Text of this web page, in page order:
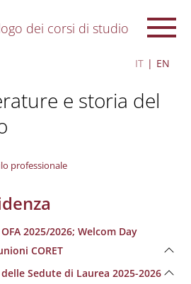
dei corsi di studio
IT EN
e storia del
professionale
2025/2026; Welcom Day
CORET
Sedute di Laurea 2025-2026